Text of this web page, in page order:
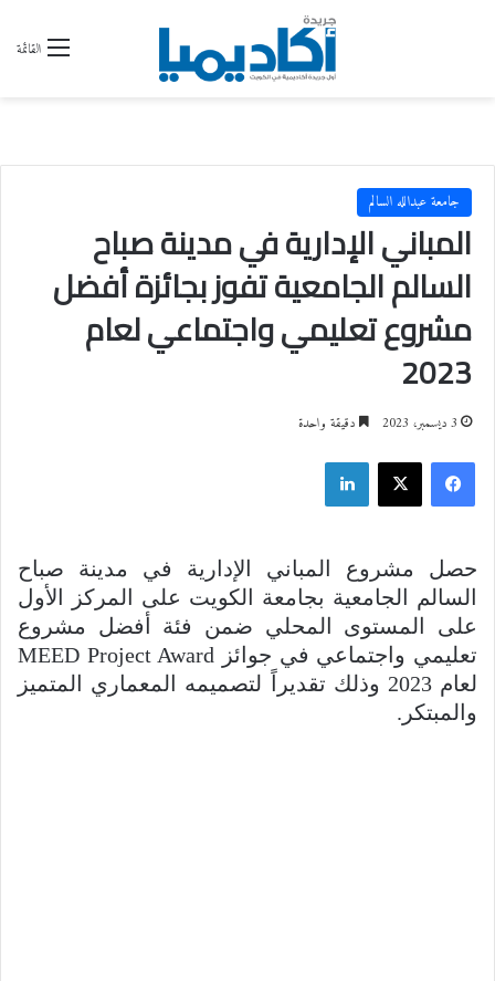
القائمة
جامعة عبدالله السالم
المباني الإدارية في مدينة صباح
السالم الجامعية تفوز بجائزة أفضل
مشروع تعليمي واجتماعي لعام
2023
3 ديسمبر، 2023 دقيقة واحدة
فيسبوك
‏حصل مشروع المباني الإدارية في مدينة صباح
السالم الجامعية بجامعة الكويت على المركز الأول
على المستوى المحلي ضمن فئة أفضل مشروع
تعليمي واجتماعي في جوائز MEED Project Award
لعام 2023 وذلك تقديراً لتصميمه المعماري المتميز
والمبتكر.